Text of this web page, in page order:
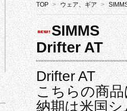
TOP > ウェア、ギア >
SIMMS
Drifter AT
Drifter AT
こちらの商
納期は米国